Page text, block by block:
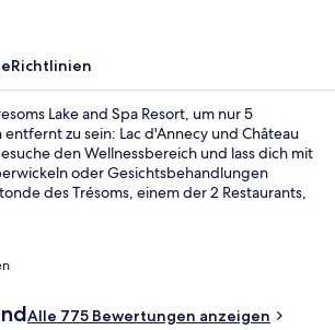
Richtlinien
Lake and Spa Resort, um nur 5
zu sein: Lac d'Annecy und Château
den Wellnessbereich und lass dich mit
oder Gesichtsbehandlungen
des Trésoms, einem der 2 Restaurants,
Stil bietet als weitere Highlights einen
sowie einen Whirlpool. Andere Reisende
das hilfsbereite Personal zu berichten.
Alle 775 Bewertungen anzeigen